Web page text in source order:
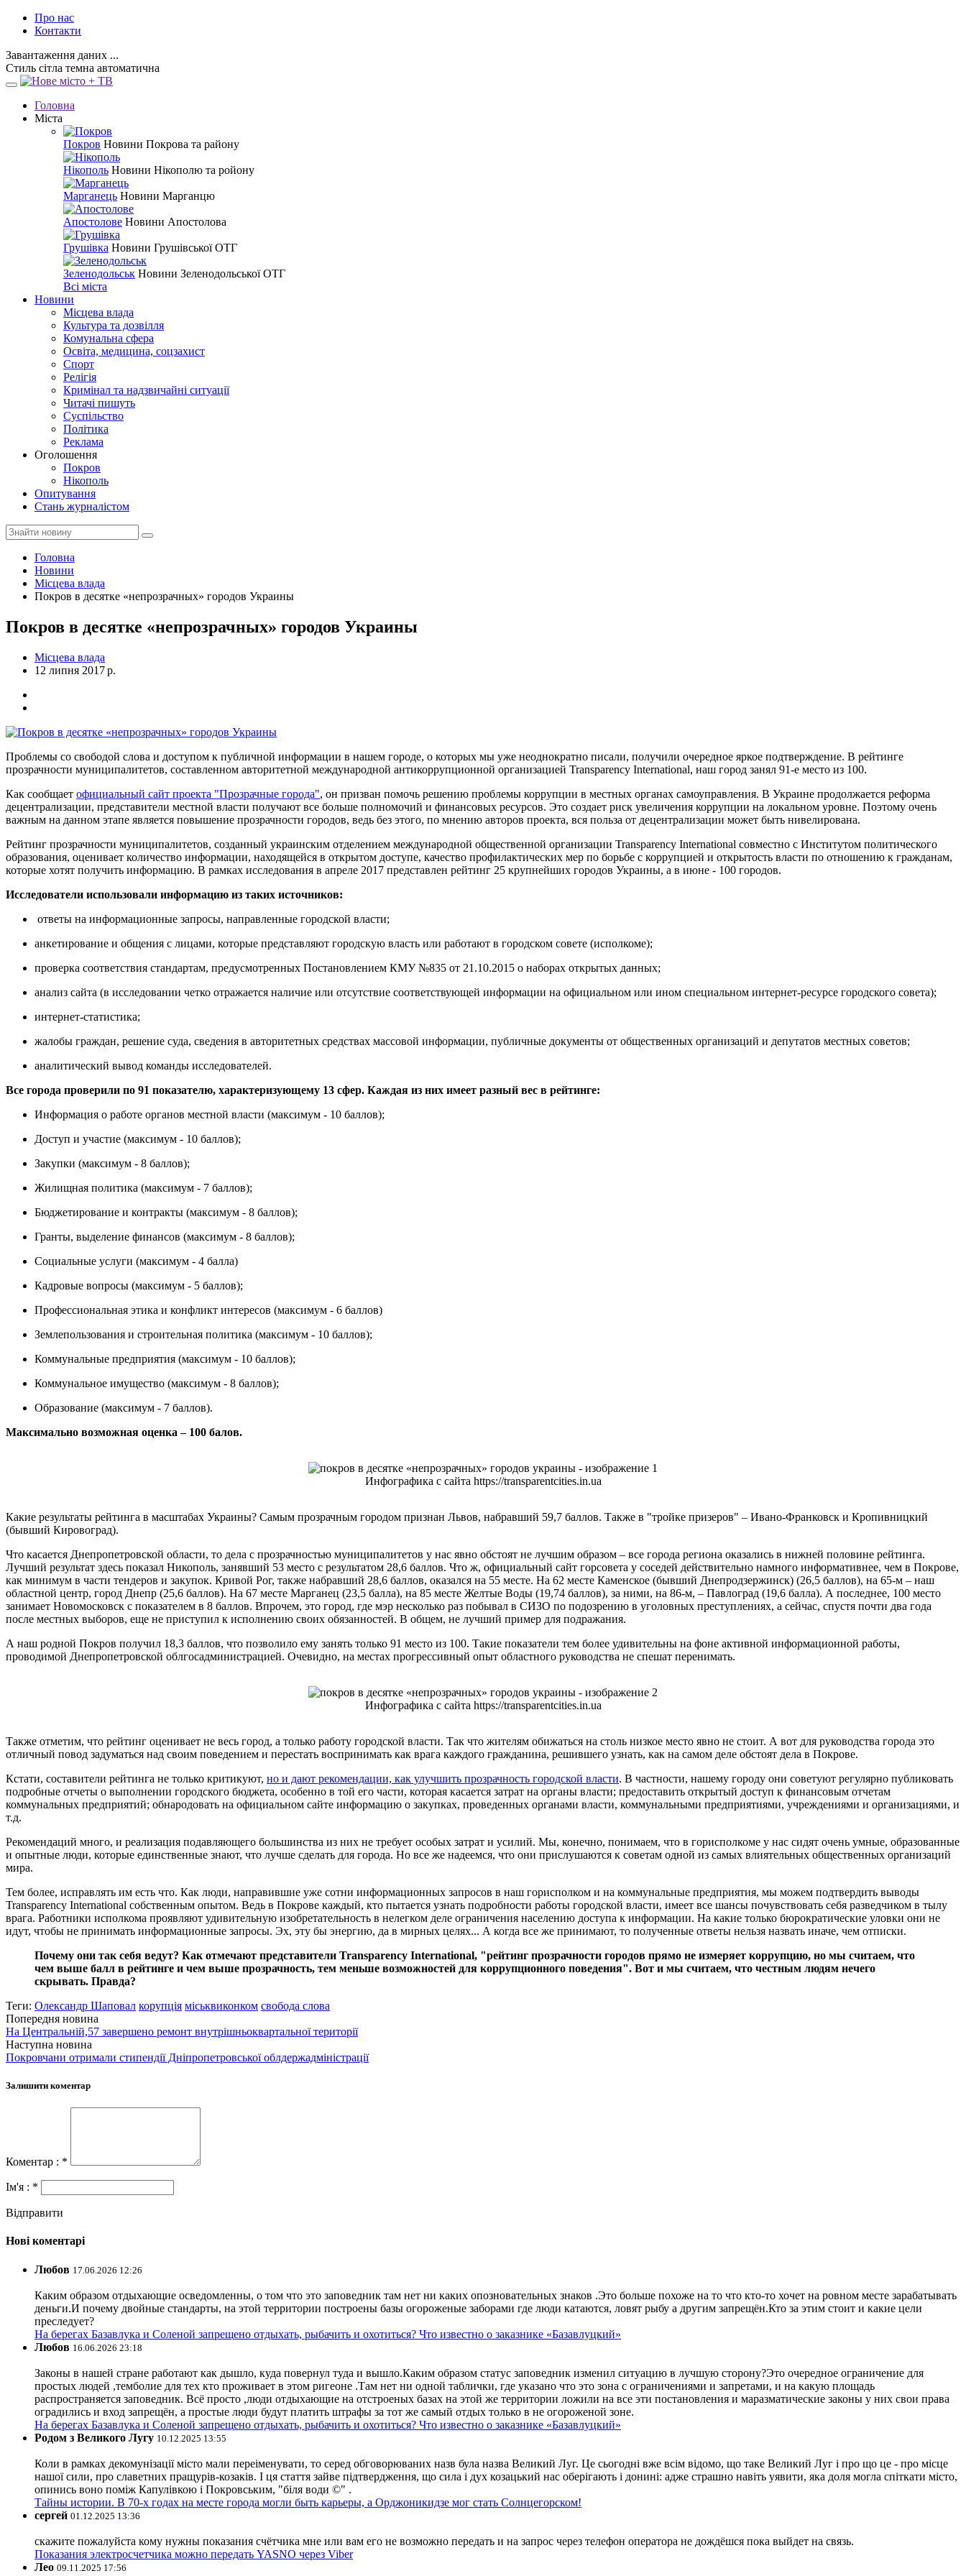
Про нас
Контакти
Завантаження даних ...
Стиль сітла темна автоматична
Головна
Міста
Покров Новини Покрова та району
Нікополь Новини Нікополю та ройону
Марганець Новини Марганцю
Апостолове Новини Апостолова
Грушівка Новини Грушівської ОТГ
Зеленодольськ Новини Зеленодольської ОТГ
Всі міста
Новини
Місцева влада
Культура та дозвілля
Комунальна сфера
Освіта, медицина, соцзахист
Спорт
Релігія
Кримінал та надзвичайні ситуації
Читачі пишуть
Суспільство
Політика
Реклама
Оголошення
Покров
Нікополь
Опитування
Стань журналістом
Головна
Новини
Місцева влада
Покров в десятке «непрозрачных» городов Украины
Покров в десятке «непрозрачных» городов Украины
Місцева влада
12 липня 2017 р.
Проблемы со свободой слова и доступом к публичной информации в нашем городе, о которых мы уже неоднократно писали, получили очередное яркое подтверждение. В рейтинге
прозрачности муниципалитетов, составленном авторитетной международной антикоррупционной организацией Transparency International, наш город занял 91-е место из 100.
Как сообщает официальный сайт проекта "Прозрачные города", он призван помочь решению проблемы коррупции в местных органах самоуправления. В Украине продолжается реформа
децентрализации, представители местной власти получают все больше полномочий и финансовых ресурсов. Это создает риск увеличения коррупции на локальном уровне. Поэтому очень
важным на данном этапе является повышение прозрачности городов, ведь без этого, по мнению авторов проекта, вся польза от децентрализации может быть нивелирована.
Рейтинг прозрачности муниципалитетов, созданный украинским отделением международной общественной организации Transparency International совместно с Институтом политического
образования, оценивает количество информации, находящейся в открытом доступе, качество профилактических мер по борьбе с коррупцией и открытость власти по отношению к гражданам,
которые хотят получить информацию. В рамках исследования в апреле 2017 представлен рейтинг 25 крупнейших городов Украины, а в июне - 100 городов.
Исследователи использовали информацию из таких источников:
ответы на информационные запросы, направленные городской власти;
анкетирование и общения с лицами, которые представляют городскую власть или работают в городском совете (исполкоме);
проверка соответствия стандартам, предусмотренных Постановлением КМУ №835 от 21.10.2015 о наборах открытых данных;
анализ сайта (в исследовании четко отражается наличие или отсутствие соответствующей информации на официальном или ином специальном интернет-ресурсе городского совета);
интернет-статистика;
жалобы граждан, решение суда, сведения в авторитетных средствах массовой информации, публичные документы от общественных организаций и депутатов местных советов;
аналитический вывод команды исследователей.
Все города проверили по 91 показателю, характеризующему 13 сфер. Каждая из них имеет разный вес в рейтинге:
Информация о работе органов местной власти (максимум - 10 баллов);
Доступ и участие (максимум - 10 баллов);
Закупки (максимум - 8 баллов);
Жилищная политика (максимум - 7 баллов);
Бюджетирование и контракты (максимум - 8 баллов);
Гранты, выделение финансов (максимум - 8 баллов);
Социальные услуги (максимум - 4 балла)
Кадровые вопросы (максимум - 5 баллов);
Профессиональная этика и конфликт интересов (максимум - 6 баллов)
Землепользования и строительная политика (максимум - 10 баллов);
Коммунальные предприятия (максимум - 10 баллов);
Коммунальное имущество (максимум - 8 баллов);
Образование (максимум - 7 баллов).
Максимально возможная оценка – 100 балов.
Инфографика с сайта https://transparentcities.in.ua
Какие результаты рейтинга в масштабах Украины? Самым прозрачным городом признан Львов, набравший 59,7 баллов. Также в "тройке призеров" – Ивано-Франковск и Кропивницкий
(бывший Кировоград).
Что касается Днепропетровской области, то дела с прозрачностью муниципалитетов у нас явно обстоят не лучшим образом – все города региона оказались в нижней половине рейтинга.
Лучший результат здесь показал Никополь, занявший 53 место с результатом 28,6 баллов. Что ж, официальный сайт горсовета у соседей действительно намного информативнее, чем в Покрове,
как минимум в части тендеров и закупок. Кривой Рог, также набравший 28,6 баллов, оказался на 55 месте. На 62 месте Каменское (бывший Днепродзержинск) (26,5 баллов), на 65-м – наш
областной центр, город Днепр (25,6 баллов). На 67 месте Марганец (23,5 балла), на 85 месте Желтые Воды (19,74 баллов), за ними, на 86-м, – Павлоград (19,6 балла). А последнее, 100 место
занимает Новомосковск с показателем в 8 баллов. Впрочем, это город, где мэр несколько раз побывал в СИЗО по подозрению в уголовных преступлениях, а сейчас, спустя почти два года
после местных выборов, еще не приступил к исполнению своих обязанностей. В общем, не лучший пример для подражания.
А наш родной Покров получил 18,3 баллов, что позволило ему занять только 91 место из 100. Такие показатели тем более удивительны на фоне активной информационной работы,
проводимой Днепропетровской облгосадминистрацией. Очевидно, на местах прогрессивный опыт областного руководства не спешат перенимать.
Инфографика с сайта https://transparentcities.in.ua
Также отметим, что рейтинг оценивает не весь город, а только работу городской власти. Так что жителям обижаться на столь низкое место явно не стоит. А вот для руководства города это
отличный повод задуматься над своим поведением и перестать воспринимать как врага каждого гражданина, решившего узнать, как на самом деле обстоят дела в Покрове.
Кстати, составители рейтинга не только критикуют, но и дают рекомендации, как улучшить прозрачность городской власти. В частности, нашему городу они советуют регулярно публиковать
подробные отчеты о выполнении городского бюджета, особенно в той его части, которая касается затрат на органы власти; предоставить открытый доступ к финансовым отчетам
коммунальных предприятий; обнародовать на официальном сайте информацию о закупках, проведенных органами власти, коммунальными предприятиями, учреждениями и организациями, и
т.д.
Рекомендаций много, и реализация подавляющего большинства из них не требует особых затрат и усилий. Мы, конечно, понимаем, что в горисполкоме у нас сидят очень умные, образованные
и опытные люди, которые единственные знают, что лучше сделать для города. Но все же надеемся, что они прислушаются к советам одной из самых влиятельных общественных организаций
мира.
Тем более, исправлять им есть что. Как люди, направившие уже сотни информационных запросов в наш горисполком и на коммунальные предприятия, мы можем подтвердить выводы
Transparency International собственным опытом. Ведь в Покрове каждый, кто пытается узнать подробности работы городской власти, имеет все шансы почувствовать себя разведчиком в тылу
врага. Работники исполкома проявляют удивительную изобретательность в нелегком деле ограничения населению доступа к информации. На какие только бюрократические уловки они не
идут, чтобы не принимать информационные запросы. Эх, эту бы энергию, да в мирных целях... А когда все же принимают, то полученные ответы нельзя назвать иначе, чем отписки.
Почему они так себя ведут? Как отмечают представители Transparency International, "рейтинг прозрачности городов прямо не измеряет коррупцию, но мы считаем, что
чем выше балл в рейтинге и чем выше прозрачность, тем меньше возможностей для коррупционного поведения". Вот и мы считаем, что честным людям нечего
скрывать. Правда?
Теги: Олександр Шаповал корупція міськвиконком свобода слова
Попередня новина
На Центральній,57 завершено ремонт внутрішньоквартальної території
Наступна новина
Покровчани отримали стипендії Дніпропетровської облдержадміністрації
Залишити коментар
Коментар : *
Ім'я : *
Відправити
Нові коментарі
Любов 17.06.2026 12:26
Каким образом отдыхающие осведомленны, о том что это заповедник там нет ни каких опозновательных знаков .Это больше похоже на то что кто-то хочет на ровном месте зарабатывать
деньги.И почему двойные стандарты, на этой территории построены базы огороженые заборами где люди катаются, ловят рыбу а другим запрещён.Кто за этим стоит и какие цели
преследует?
На берегах Базавлука и Соленой запрещено отдыхать, рыбачить и охотиться? Что известно о заказнике «Базавлуцкий»
Любов 16.06.2026 23:18
Законы в нашей стране работают как дышло, куда повернул туда и вышло.Каким образом статус заповедник изменил ситуацию в лучшую сторону?Это очередное ограничение для
простых людей ,темболие для тех кто проживает в этом ригеоне .Там нет ни одной таблички, где указано что это зона с ограничениями и запретами, и на какую площадь
распространяется заповедник. Всё просто ,люди отдыхающие на отстроеных базах на этой же территории ложили на все эти постановления и маразматические законы у них свои права
оградились и вход запрещён, а простые люди будут платить штрафы за тот же самый отдых только в не огороженой зоне.
На берегах Базавлука и Соленой запрещено отдыхать, рыбачить и охотиться? Что известно о заказнике «Базавлуцкий»
Родом з Великого Лугу 10.12.2025 13:55
Коли в рамках декомунізації місто мали переіменувати, то серед обговорюваних назв була назва Великий Луг. Це сьогодні вже всім відомо, що таке Великий Луг і про що це - про місце
нашої сили, про славетних пращурів-козаків. І ця стаття зайве підтвердження, що сила і дух козацький нас оберігають і донині: адже страшно навіть уявити, яка доля могла спіткати місто,
опинись воно поміж Капулівкою і Покровським, "біля води ©" .
Тайны истории. В 70-х годах на месте города могли быть карьеры, а Орджоникидзе мог стать Солнцегорском!
сергей 01.12.2025 13:36
скажите пожалуйста кому нужны показания счётчика мне или вам его не возможно передать и на запрос через телефон оператора не дождёшся пока выйдет на связь.
Показания электросчетчика можно передать YASNO через Viber
Лео 09.11.2025 17:56